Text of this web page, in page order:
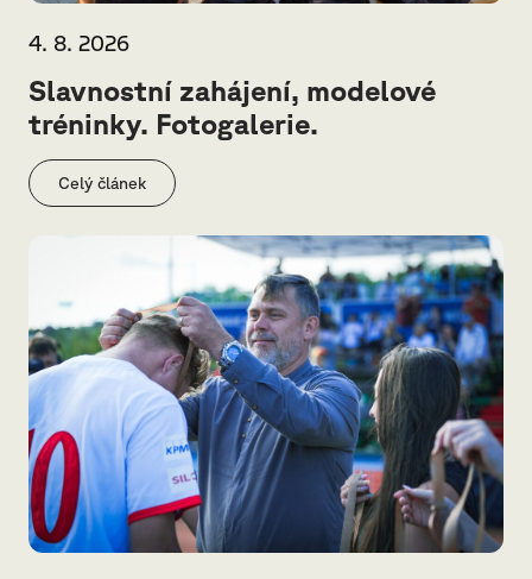
4. 8. 2026
Slavnostní zahájení, modelové
tréninky. Fotogalerie.
Celý článek